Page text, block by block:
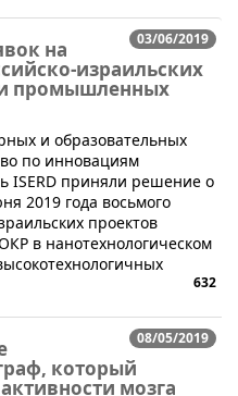
03/06/2019
на
израильских
промышленных
и образовательных
по инновациям
ISERD приняли решение о
2019 года восьмого
проектов
в нанотехнологическом
632
08/05/2019
который
мозга